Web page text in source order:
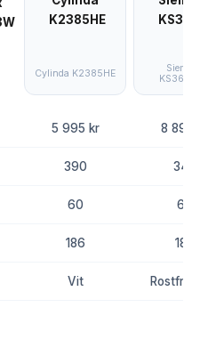
Cylinda K2385HE
Siemens
5 995 kr 8 890 kr
390 346
60 60
186 186
Vit Rostfritt